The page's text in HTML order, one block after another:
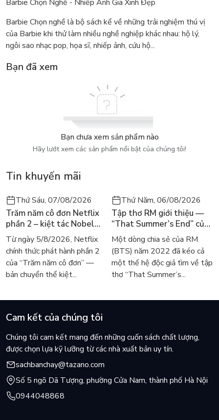
Barbie Chọn Nghề - Nhiếp Ảnh Gia Xinh Đẹp
Barbie Chọn nghề là bộ sách kể về những trải nghiệm thú vị
của Barbie khi thử làm nhiều nghề nghiệp khác nhau: hộ lý,
ngôi sao nhạc pop, họa sĩ, nhiếp ảnh, cứu hộ...
Bạn đã xem
Bạn chưa xem sản phẩm nào
Hãy lướt xem các sản phẩm nổi bật của chúng tôi!
Tin khuyến mãi
Thứ Sáu, 07/08/2026
Trăm năm cô đơn Netflix
phần 2 – kiệt tác Nobel
trở lại màn ảnh, dòng
người tìm đọc lại García
Márquez
Từ ngày 5/8/2026, Netflix
chính thức phát hành phần 2
của “Trăm năm cô đơn” —
bản chuyển thể kiệt...
Thứ Năm, 06/08/2026
Tập thơ RM giới thiệu —
“That Summer’s End” của
Lee Seong-bok ra mắt bản
tiếng Anh sau 4 năm gây
sốt
Một dòng chia sẻ của RM
(BTS) năm 2022 đã kéo cả
một thế hệ độc giả tìm về tập
thơ “That Summer’s...
Cam kết của chúng tôi
Chúng tôi cam kết mang đến những cuốn sách chất lượng,
được chọn lựa kỹ lưỡng từ các nhà xuất bản uy tín.
sachbanchay@tazano.com
Số 5 ngõ Dã Tượng, phường Cửa Nam, thành phố Hà Nội
0944048868